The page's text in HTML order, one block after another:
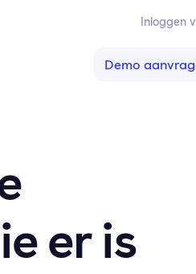
Inloggen
Demo
er is